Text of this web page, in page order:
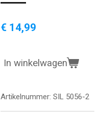
€ 14,99
In winkelwagen
Artikelnummer: SIL 5056-2